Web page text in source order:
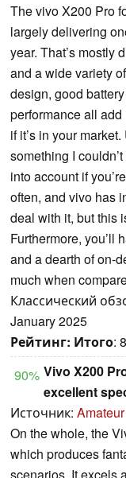
The vivo X200 Pro
largely delivering
year. That’s mostly
and a wide variety
design, good
performance all add
if it’s in your
something I
into account if
often, and vivo has
deal with it, but this
Furthermore, you’ll
and a dearth of on-
much when
Классический
January 2025
Рейтинг: Итого:
90% Vivo X200
excellent
Источник:
On the whole, the
which produces
scenarios. It excels